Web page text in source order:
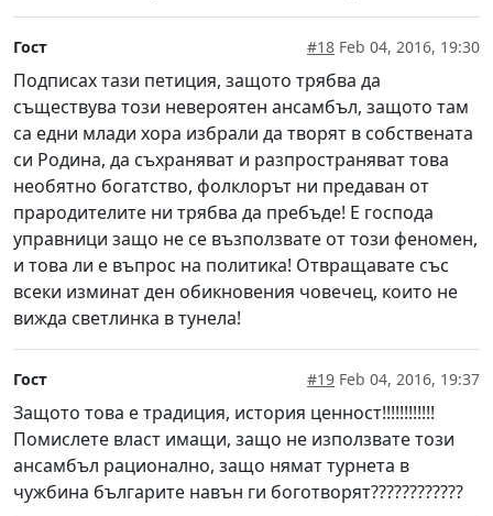
Гост #18 Feb 04, 2016, 19:30
Подписах тази петиция, защото трябва да
съществува този невероятен ансамбъл, защото там
са едни млади хора избрали да творят в собствената
си Родина, да съхраняват и разпространяват това
необятно богатство, фолклорът ни предаван от
прародителите ни трябва да пребъде! Е господа
управници защо не се възползвате от този феномен,
и това ли е въпрос на политика! Отвращавате със
всеки изминат ден обикновения човечец, които не
вижда светлинка в тунела!
Гост #19 Feb 04, 2016, 19:37
Защото това е традиция, история ценност!!!!!!!!!!!!
Помислете власт имащи, защо не използвате този
ансамбъл рационално, защо нямат турнета в
чужбина българите навън ги боготворят????????????